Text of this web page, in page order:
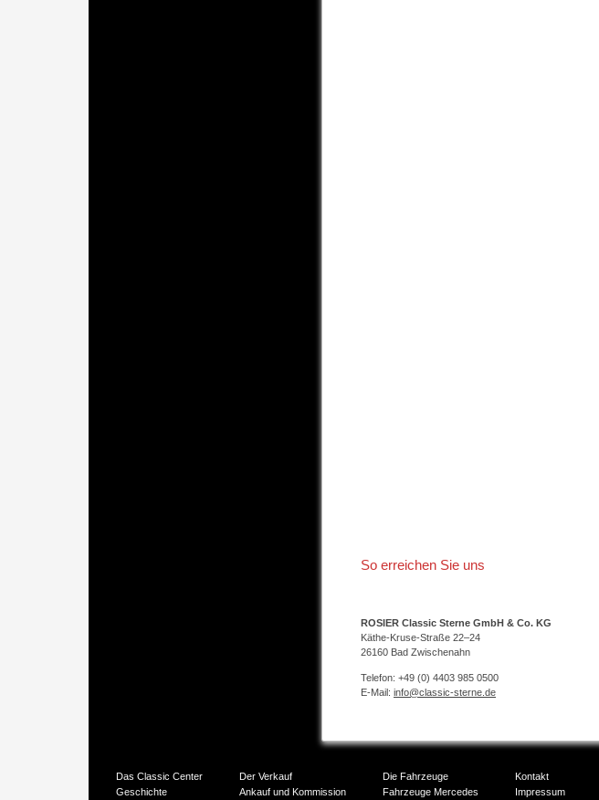
So erreichen Sie uns
ROSIER Classic Sterne GmbH & Co. KG
Käthe-Kruse-Straße 22–24
26160 Bad Zwischenahn
Telefon: +49 (0) 4403 985 0500
E-Mail: info@classic-sterne.de
Das Classic Center
Geschichte
Der Verkauf
Ankauf und Kommission
Die Fahrzeuge
Fahrzeuge Mercedes
Kontakt
Impressum